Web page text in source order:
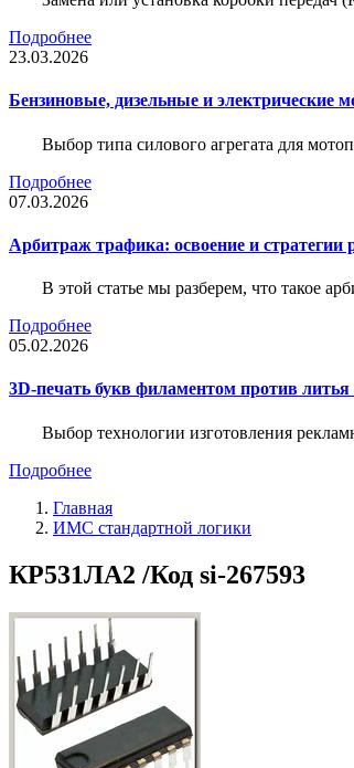
Подробнее
23.03.2026
Бензиновые, дизельные и электрические
Выбор типа силового агрегата для
Подробнее
07.03.2026
Арбитраж трафика: освоение и стратегии
В этой статье мы разберем, что такое
Подробнее
05.02.2026
3D-печать букв филаментом против литья
Выбор технологии изготовления
Подробнее
Главная
ИМС стандартной логики
КР531ЛА2 /Код si-267593